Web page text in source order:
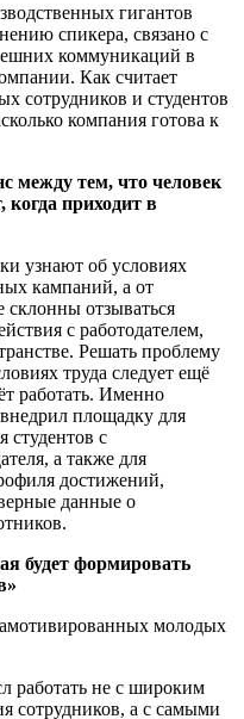
гигантов
спикера, связано с
коммуникаций в
Как считает
сотрудников и студентов
компания готова к
между тем, что человек
когда приходит в
узнают об условиях
кампаний, а от
склонны отзываться
с работодателем,
Решать проблему
труда следует ещё
работать. Именно
площадку для
студентов с
а также для
достижений,
данные о
будет формировать
молодых
работать не с широким
сотрудников, а с самыми